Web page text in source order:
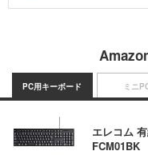
PC用キーボード
エレコム
FCM01BK
ミニ